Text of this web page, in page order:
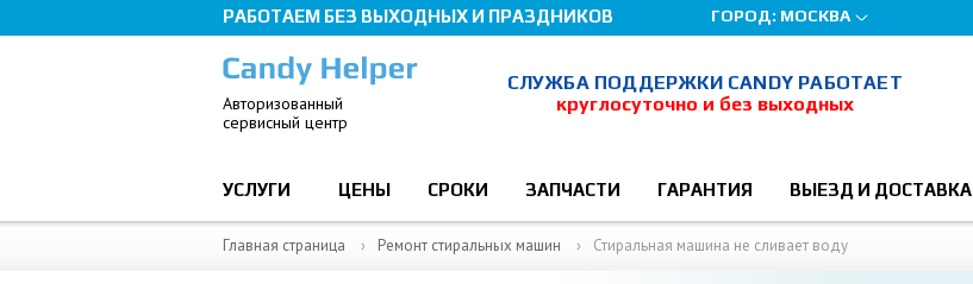
РАБОТАЕМ БЕЗ ВЫХОДНЫХ И ПРАЗДНИКОВ ГОРОД: МОСКВА
Авторизованный
cервисный центр
СЛУЖБА ПОДДЕРЖКИ CANDY РАБОТАЕТ
круглосуточно и без выходных
УСЛУГИ ЦЕНЫ СРОКИ ЗАПЧАСТИ ГАРАНТИЯ ВЫЕЗД И ДОСТАВКА
Главная страница Ремонт стиральных машин Стиральная машина не сливает воду